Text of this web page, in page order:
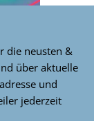
die neusten &
über aktuelle
und
jederzeit